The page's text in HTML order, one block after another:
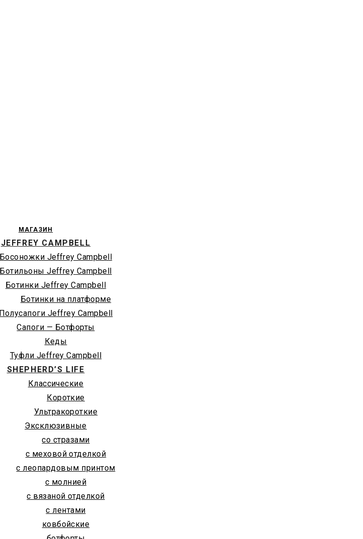
МАГАЗИН
JEFFREY CAMPBELL
Босоножки Jeffrey Campbell
Ботильоны Jeffrey Campbell
Ботинки Jeffrey Campbell
Ботинки на платформе
Полусапоги Jeffrey Campbell
Сапоги — Ботфорты
Кеды
Туфли Jeffrey Campbell
SHEPHERD’S LIFE
Классические
Короткие
Ультракороткие
Эксклюзивные
со стразами
с меховой отделкой
с леопардовым принтом
с молнией
с вязаной отделкой
с лентами
ковбойские